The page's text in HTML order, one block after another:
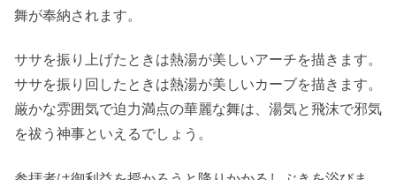
舞が奉納されます。
ササを振り上げたときは熱湯が美しいアーチを描きます。
ササを振り回したときは熱湯が美しいカーブを描きます。
厳かな雰囲気で迫力満点の華麗な舞は、湯気と飛沫で邪気
を祓う神事といえるでしょう。